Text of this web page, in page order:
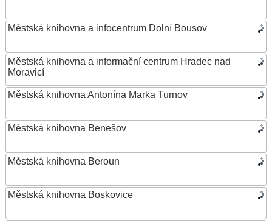
Městská knihovna a infocentrum Dolní Bousov
Městská knihovna a informační centrum Hradec nad
Moravicí
Městská knihovna Antonína Marka Turnov
Městská knihovna Benešov
Městská knihovna Beroun
Městská knihovna Boskovice